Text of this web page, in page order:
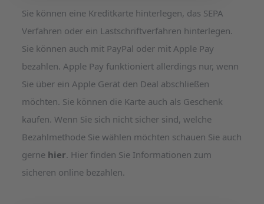
Sie können eine Kreditkarte hinterlegen, das SEPA
Verfahren oder ein Lastschriftverfahren hinterlegen.
Sie können auch mit PayPal oder mit Apple Pay
bezahlen. Apple Pay funktioniert allerdings nur, wenn
Sie über ein Apple Gerät den Deal abschließen
möchten. Sie können die Karte auch als Geschenk
kaufen. Wenn Sie sich nicht sicher sind, welche
Bezahlmethode Sie wählen möchten schauen Sie auch
gerne hier. Hier finden Sie Informationen zum
sicheren online bezahlen.